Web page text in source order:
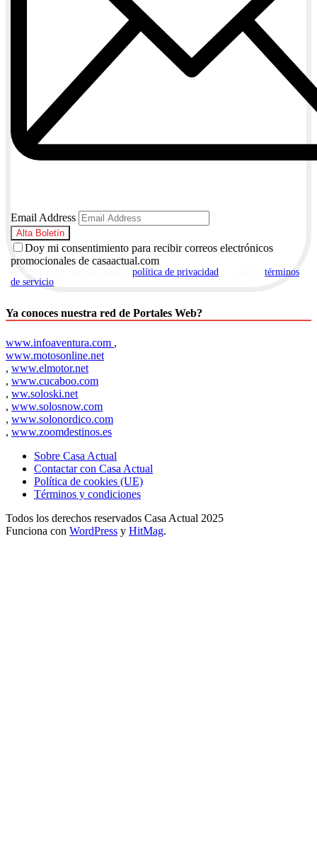
Email Address
Doy mi consentimiento para recibir correos electrónicos
promocionales de casaactual.com
política de privacidad
términos
de servicio
Ya conoces nuestra red de Portales Web?
www.infoaventura.com ,
www.motosonline.net
, www.elmotor.net
, www.cucaboo.com
, ww.soloski.net
, www.solosnow.com
, www.solonordico.com
, www.zoomdestinos.es
Sobre Casa Actual
Contactar con Casa Actual
Política de cookies (UE)
Términos y condiciones
Todos los derechos reservados Casa Actual 2025
Funciona con WordPress y HitMag.